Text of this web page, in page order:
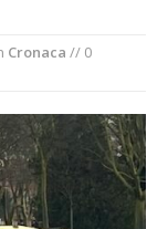
precauzionale e
euro per il
della
Cronaca // 0